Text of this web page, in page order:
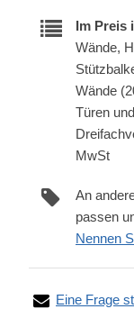
Im Preis
Wände,
Wände
Türen
MwSt
An
passen
Nennen
Eine Frage